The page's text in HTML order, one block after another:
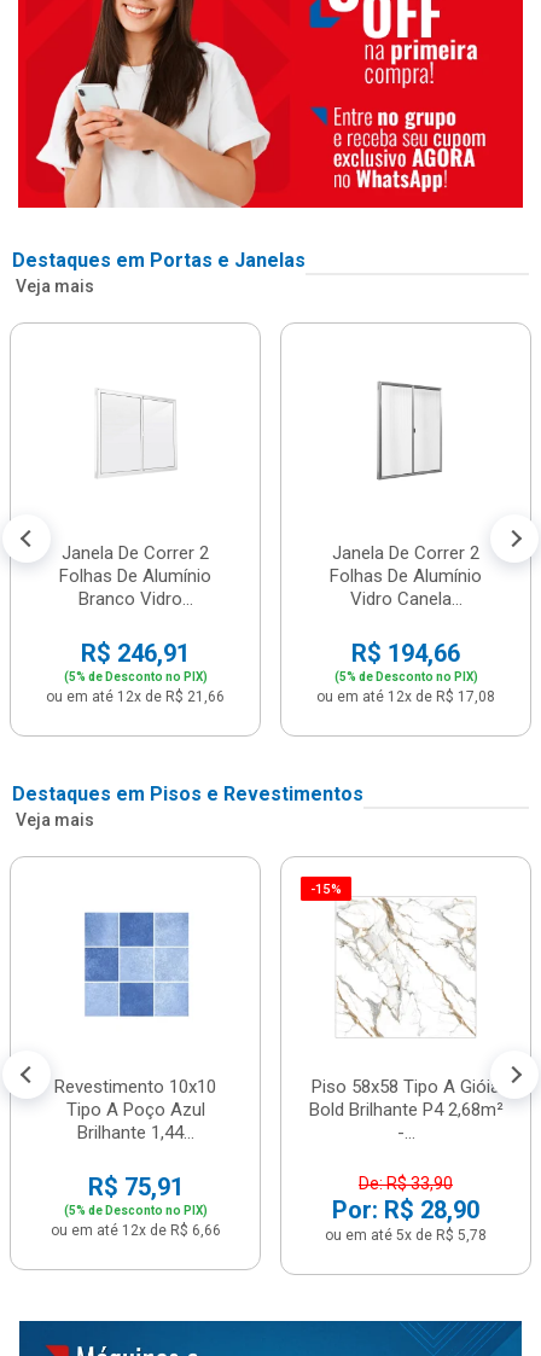
Destaques em Portas e Janelas
Veja mais
Janela De Correr 2
Folhas De Alumínio
Branco Vidro...
R$ 246,91
(5% de Desconto no PIX)
ou em até 12x de R$ 21,66
Janela De Correr 2
Folhas De Alumínio
Vidro Canela...
R$ 194,66
(5% de Desconto no PIX)
ou em até 12x de R$ 17,08
Destaques em Pisos e Revestimentos
Veja mais
Revestimento 10x10
Tipo A Poço Azul
Brilhante 1,44...
R$ 75,91
(5% de Desconto no PIX)
ou em até 12x de R$ 6,66
-15%
Piso 58x58 Tipo A Gióia
Bold Brilhante P4 2,68m²
-...
De: R$ 33,90
Por: R$ 28,90
ou em até 5x de R$ 5,78